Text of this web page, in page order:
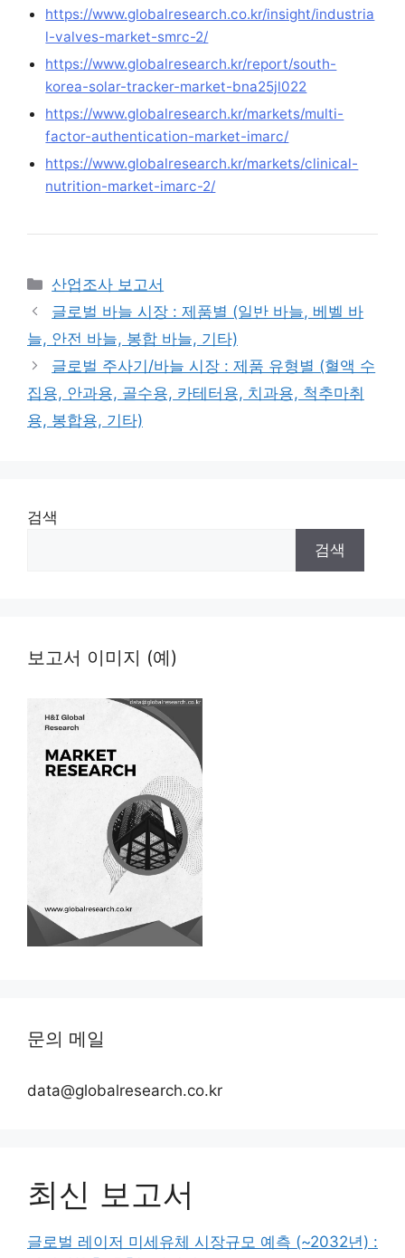
https://www.globalresearch.co.kr/insight/industria
l-valves-market-smrc-2/
https://www.globalresearch.kr/report/south-
korea-solar-tracker-market-bna25jl022
https://www.globalresearch.kr/markets/multi-
factor-authentication-market-imarc/
https://www.globalresearch.kr/markets/clinical-
nutrition-market-imarc-2/
Categories
산업조사 보고서
글로벌 바늘 시장 : 제품별 (일반 바늘, 베벨 바
늘, 안전 바늘, 봉합 바늘, 기타)
글로벌 주사기/바늘 시장 : 제품 유형별 (혈액 수
집용, 안과용, 골수용, 카테터용, 치과용, 척추마취
용, 봉합용, 기타)
검색
검색
보고서 이미지 (예)
문의 메일
data@globalresearch.co.kr
최신 보고서
글로벌 레이저 미세유체 시장규모 예측 (~2032년) :